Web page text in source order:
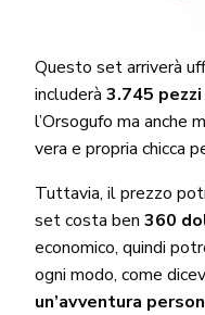
Questo set arriverà
includerà 3.745
l’Orsogufo ma anche
vera e propria chicca
Tuttavia, il prezzo
set costa ben360
economico, quindi
ogni modo, come
un’avventura